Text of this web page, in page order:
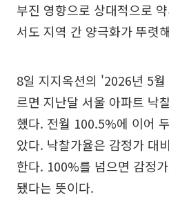
부진 영향으로 상대적으로
서도 지역 간 양극화가 뚜렷
8일 지지옥션의 '2026년 5
르면 지난달 서울 아파트 낙
했다. 전월 100.5%에 이어
았다. 낙찰가율은 감정가 대
한다. 100%를 넘으면 감정
됐다는 뜻이다.